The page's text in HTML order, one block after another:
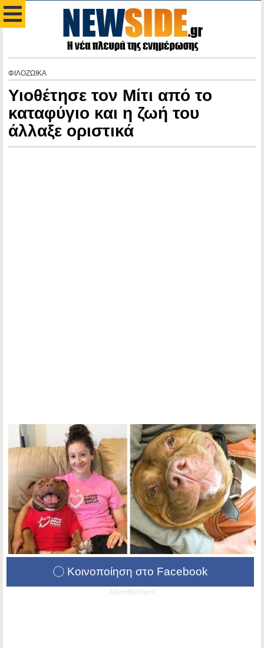
ΦΙΛΟΖΩΙΚΑ
Υιοθέτησε τον Μίτι από το
καταφύγιο και η ζωή του
άλλαξε οριστικά
Κοινοποίηση στο Facebook
Advertisement